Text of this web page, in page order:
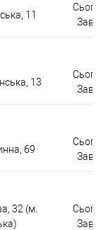
11
13
69
32 (м.